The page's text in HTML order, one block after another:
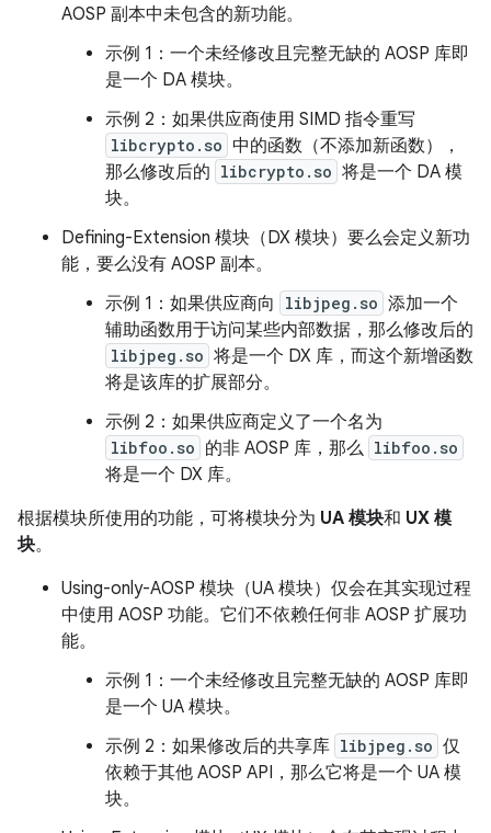
AOSP 副本中未包含的新功能。
示例 1： 一个未经修改且完整无缺的 AOSP 库即
是一个 DA 模块。
示例 2： 如果供应商使用 SIMD 指令重写
libcrypto.so 中的函数（不添加新函数），
那么修改后的 libcrypto.so 将是一个 DA 模
块。
Defining-Extension 模块（DX 模块）要么会定义新功
能，要么没有 AOSP 副本。
示例 1： 如果供应商向 libjpeg.so 添加一个
辅助函数用于访问某些内部数据，那么修改后的
libjpeg.so 将是一个 DX 库，而这个新增函数
将是该库的扩展部分。
示例 2： 如果供应商定义了一个名为
libfoo.so 的非 AOSP 库，那么 libfoo.so
将是一个 DX 库。
根据模块所使用的功能，可将模块分为 UA 模块和 UX 模
块。
Using-only-AOSP 模块（UA 模块）仅会在其实现过程
中使用 AOSP 功能。 它们不依赖任何非 AOSP 扩展功
能。
示例 1： 一个未经修改且完整无缺的 AOSP 库即
是一个 UA 模块。
示例 2： 如果修改后的共享库 libjpeg.so 仅
依赖于其他 AOSP API，那么它将是一个 UA 模
块。